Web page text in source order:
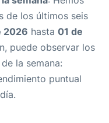
de los últimos seis
2026 hasta 01 de
puede observar los
la semana:
puntual